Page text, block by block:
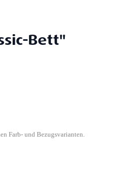
Bett"
Farb- und Bezugsvarianten.